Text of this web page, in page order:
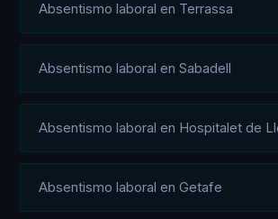
Absentismo laboral en Terrassa
Absentismo laboral en Sabadell
Absentismo laboral en Hospitalet de
Absentismo laboral en Getafe